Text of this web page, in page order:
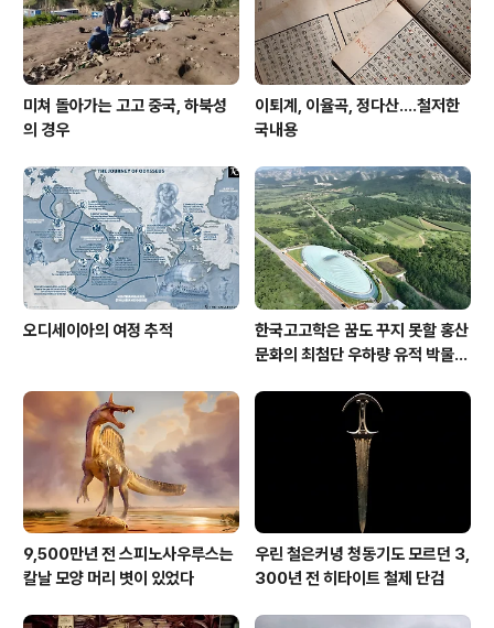
향을 향해 달..
미쳐 돌아가는 고고 중국, 하북성
의 경우
이퇴계, 이율곡, 정다산....철저한
국내용
오디세이아의 여정 추적
한국고고학은 꿈도 꾸지 못할 홍산
문화의 최첨단 우하량 유적 박물관
9,500만년 전 스피노사우루스는
칼날 모양 머리 볏이 있었다
우린 철은커녕 청동기도 모르던 3,
300년 전 히타이트 철제 단검